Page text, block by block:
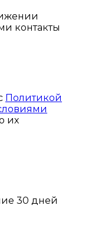
контакты
Политикой
их
30 дней